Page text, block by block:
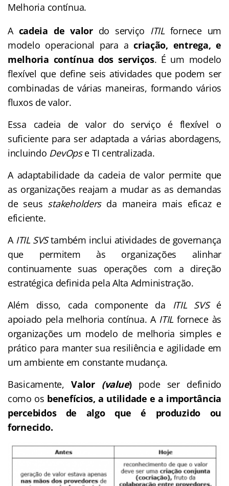
Melhoria contínua.
A cadeia de valordo serviço ITILfornece um
modelo operacional para acriação, entrega, e
melhoria contínua dos serviços. É um modelo
flexível que define seis atividades que podem ser
combinadas de várias maneiras, formando vários
fluxos de valor.
Essa cadeia de valor do serviço é flexível o
suficiente para ser adaptada a várias abordagens,
incluindo DevOpse TI centralizada.
A adaptabilidade da cadeia de valor permite que
as organizações reajam a mudar as as demandas
de seus stakeholdersda maneira mais eficaz e
eficiente.
A ITIL SVStambém inclui atividades de governança
que permitem às organizações alinhar
continuamente suas operações com a direção
estratégica definida pela Alta Administração.
Além disso, cada componente da ITIL SVSé
apoiado pela melhoria contínua. A ITIL fornece às
organizações um modelo de melhoria simples e
prático para manter sua resiliência e agilidade em
um ambiente em constante mudança.
Basicamente,Valor (value) pode ser definido
como os benefícios, a utilidade e a importância
percebidos de algo que é produzido ou
fornecido.